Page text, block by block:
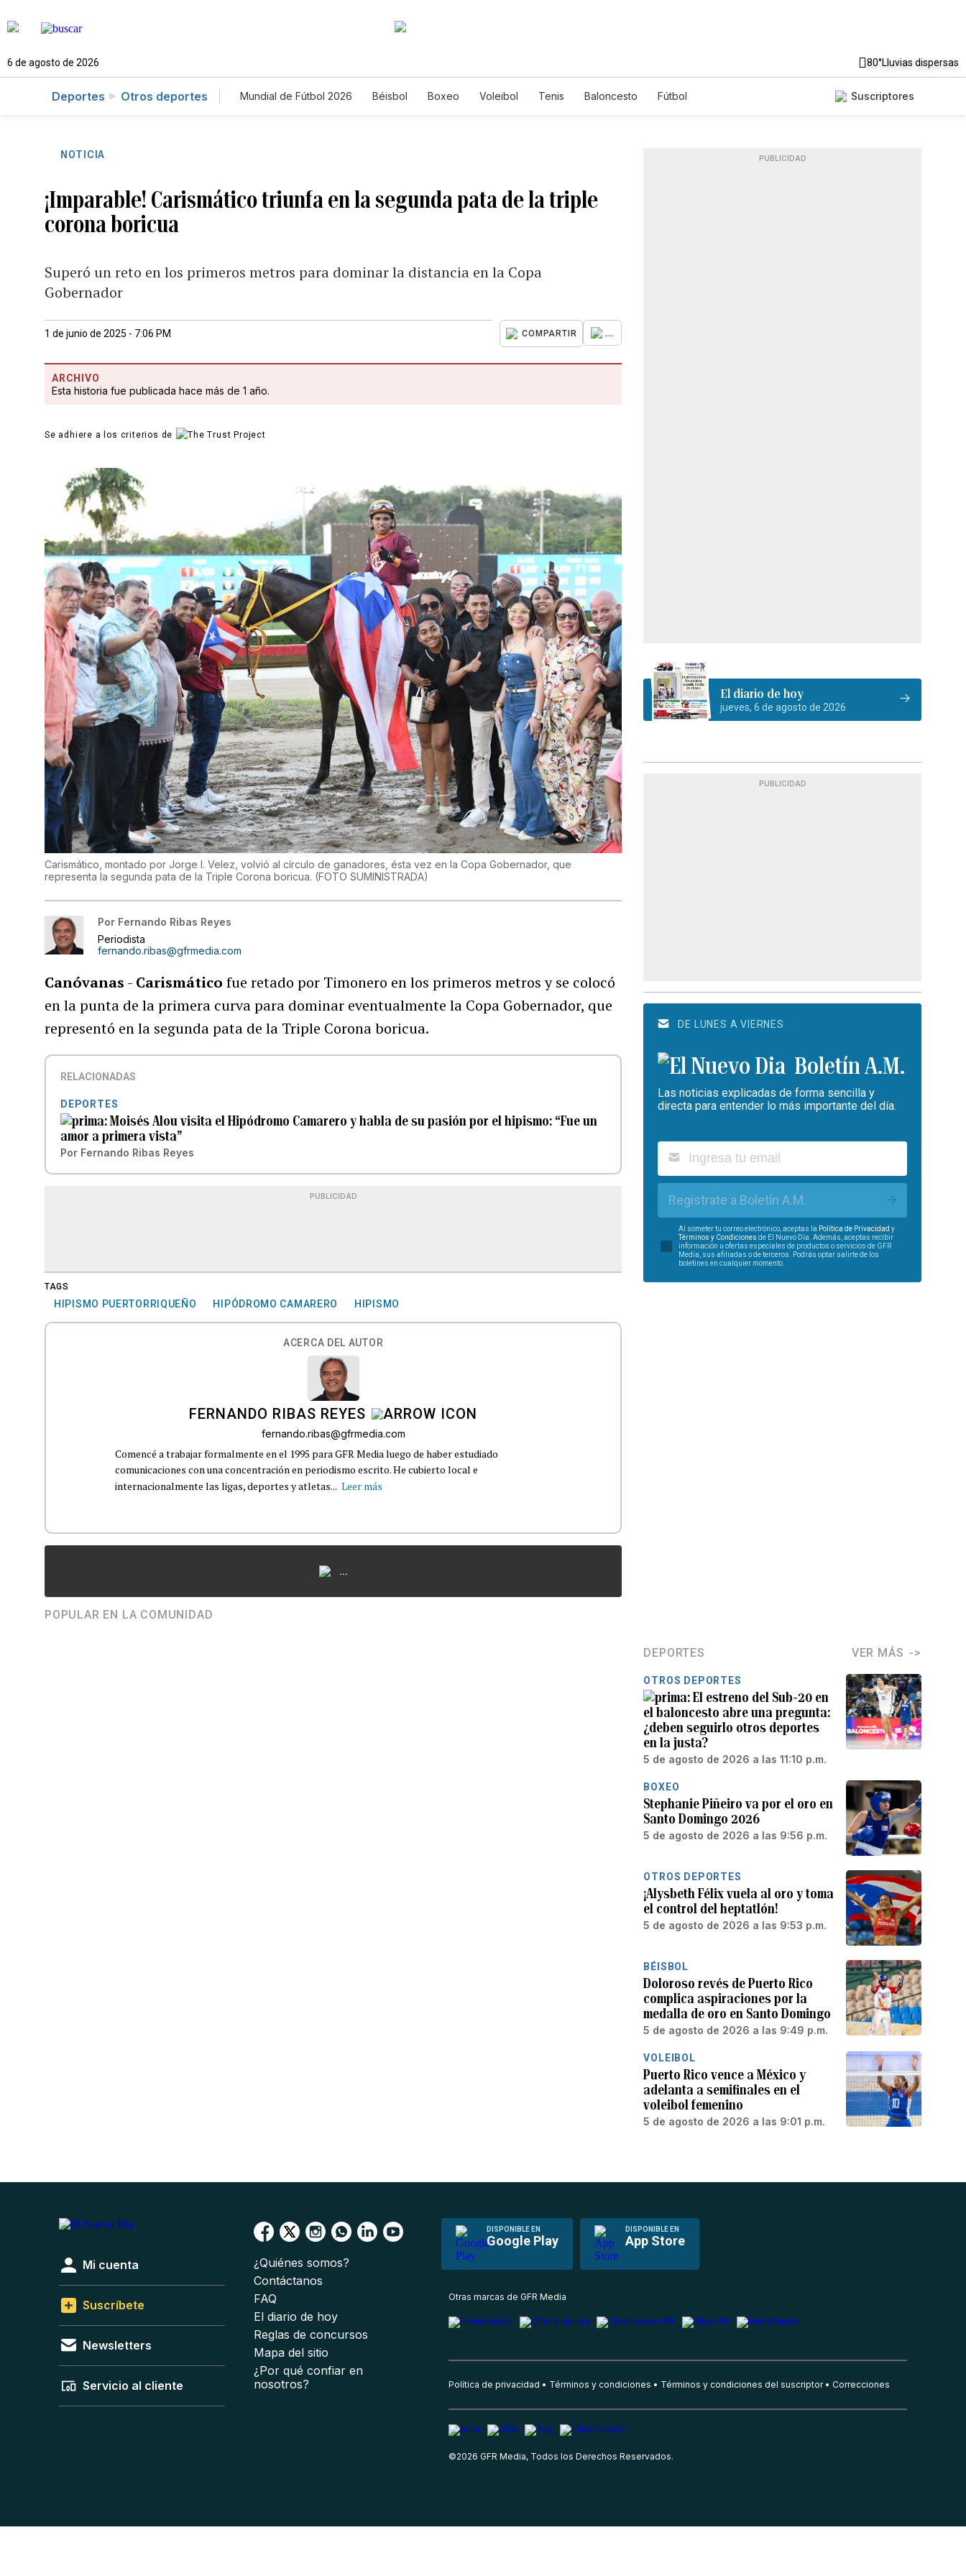
6 de agosto de 2026 80°Lluvias dispersas
Deportes Otros deportes Mundial de Fútbol 2026 Béisbol Boxeo Voleibol Tenis Baloncesto Fútbol Suscriptores
NOTICIA
¡Imparable! Carismático triunfa en la segunda pata de la triple
corona boricua
Superó un reto en los primeros metros para dominar la distancia en la Copa
Gobernador
1 de junio de 2025 - 7:06 PM COMPARTIR ...
ARCHIVO
Esta historia fue publicada hace más de 1 año.
Se adhiere a los criterios de
Carismático, montado por Jorge I. Velez, volvió al círculo de ganadores, ésta vez en la Copa Gobernador, que
representa la segunda pata de la Triple Corona boricua. (FOTO SUMINISTRADA)
Por Fernando Ribas Reyes
Periodista
fernando.ribas@gfrmedia.com
Canóvanas - Carismático fue retado por Timonero en los primeros metros y se colocó
en la punta de la primera curva para dominar eventualmente la Copa Gobernador, que
representó en la segunda pata de la Triple Corona boricua.
RELACIONADAS
DEPORTES
Moisés Alou visita el Hipódromo Camarero y habla de su pasión por el hipismo: “Fue un
amor a primera vista”
Por Fernando Ribas Reyes
PUBLICIDAD
TAGS
HIPISMO PUERTORRIQUEÑO HIPÓDROMO CAMARERO HIPISMO
ACERCA DEL AUTOR
FERNANDO RIBAS REYES
fernando.ribas@gfrmedia.com
Comencé a trabajar formalmente en el 1995 para GFR Media luego de haber estudiado
comunicaciones con una concentración en periodismo escrito. He cubierto local e
internacionalmente las ligas, deportes y atletas... Leer más
...
POPULAR EN LA COMUNIDAD
PUBLICIDAD
El diario de hoy
jueves, 6 de agosto de 2026
PUBLICIDAD
DE LUNES A VIERNES
Boletín A.M.
Las noticias explicadas de forma sencilla y
directa para entender lo más importante del día.
Regístrate a Boletín A.M.
Al someter tu correo electrónico, aceptas la Política de Privacidad y
Términos y Condiciones de El Nuevo Día. Además, aceptas recibir
información u ofertas especiales de productos o servicios de GFR
Media, sus afiliadas o de terceros. Podrás optar salirte de los
boletines en cualquier momento.
DEPORTES VER MÁS
OTROS DEPORTES
El estreno del Sub-20 en
el baloncesto abre una pregunta:
¿deben seguirlo otros deportes
en la justa?
5 de agosto de 2026 a las 11:10 p.m.
BOXEO
Stephanie Piñeiro va por el oro en
Santo Domingo 2026
5 de agosto de 2026 a las 9:56 p.m.
OTROS DEPORTES
¡Alysbeth Félix vuela al oro y toma
el control del heptatlón!
5 de agosto de 2026 a las 9:53 p.m.
BÉISBOL
Doloroso revés de Puerto Rico
complica aspiraciones por la
medalla de oro en Santo Domingo
5 de agosto de 2026 a las 9:49 p.m.
VOLEIBOL
Puerto Rico vence a México y
adelanta a semifinales en el
voleibol femenino
5 de agosto de 2026 a las 9:01 p.m.
DISPONIBLE EN
Google Play
DISPONIBLE EN
App Store
Mi cuenta
Suscríbete
Newsletters
Servicio al cliente
¿Quiénes somos?
Contáctanos
FAQ
El diario de hoy
Reglas de concursos
Mapa del sitio
¿Por qué confiar en
nosotros?
Otras marcas de GFR Media
Política de privacidad Términos y condiciones Términos y condiciones del suscriptor Correcciones
©2026 GFR Media, Todos los Derechos Reservados.